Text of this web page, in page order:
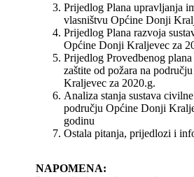
Prijedlog Plana upravljanja
vlasništvu Općine Donji
Prijedlog Plana razvoja
Općine Donji Kraljevec za
Prijedlog Provedbenog plana
zaštite od požara na
Kraljevec za 2020.g.
Analiza stanja sustava
području Općine Donji
godinu
Ostala pitanja, prijedlozi i
NAPOMENA: